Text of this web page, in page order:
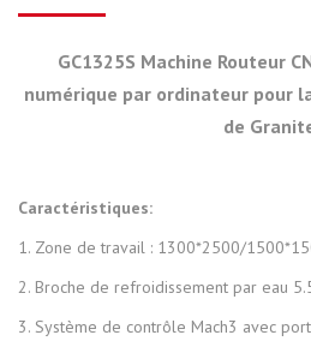
GC1325S Machine Routeur
numérique par ordinateur pour
de
Caractéristiques:
1. Zone de travail : 1300*2500/
2. Broche de refroidissement par eau
3. Système de contrôle Mach3 avec